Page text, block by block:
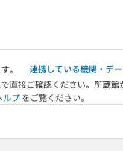
。
連携している機関・デ
直接ご確認ください。所蔵
ルプ をご覧ください。